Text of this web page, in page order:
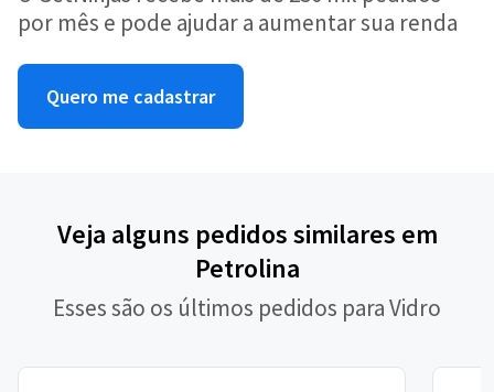
por mês e pode ajudar a aumentar sua renda
Quero me cadastrar
Veja alguns pedidos similares em
Petrolina
Esses são os últimos pedidos para Vidro